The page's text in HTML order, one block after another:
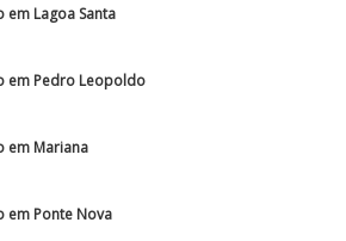
em Lagoa Santa
em Pedro Leopoldo
em Mariana
em Ponte Nova